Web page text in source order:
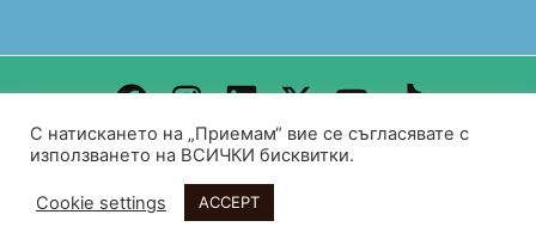
Design by WEB DEV FOR ALL
Copyright© 2026 BG CONSULT UK
С натискането на „Приемам“ вие се съгласявате с
използването на ВСИЧКИ бисквитки.
Cookie settings ACCEPT